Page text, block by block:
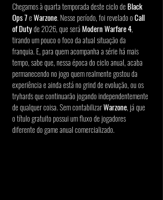
Chegamos à quarta temporada deste ciclo de Black
Ops 7 e Warzone. Nesse período, foi revelado o Call
of Duty de 2026, que será Modern Warfare 4,
tirando um pouco o foco da atual situação da
franquia. E, para quem acompanha a série há mais
tempo, sabe que, nessa época do ciclo anual, acaba
permanecendo no jogo quem realmente gostou da
experiência e ainda está no grind de evolução, ou os
tryhards que continuarão jogando independentemente
de qualquer coisa. Sem contabilizar Warzone, já que
o título gratuito possui um fluxo de jogadores
diferente do game anual comercializado.